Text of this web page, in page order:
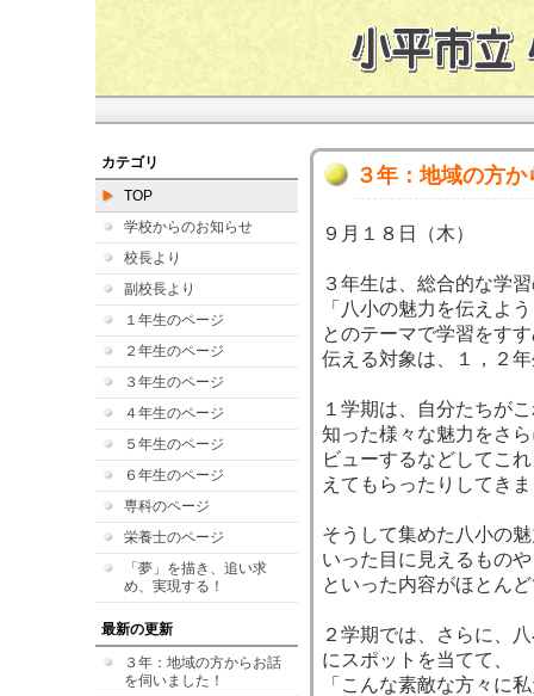
カテゴリ
TOP
学校からのお知らせ
校長より
副校長より
１年生のページ
２年生のページ
３年生のページ
４年生のページ
５年生のページ
６年生のページ
専科のページ
栄養士のページ
「夢」を描き、追い求
め、実現する！
最新の更新
３年：地域の方からお話
を伺いました！
３年：地域の方
９月１８日（木）
３年生は、総合的な学
「八小の魅力を伝えよ
とのテーマで学習をす
伝える対象は、１，２
１学期は、自分たちが
知った様々な魅力をさ
ビューするなどしてこ
えてもらったりしてき
そうして集めた八小の
いった目に見えるもの
といった内容がほとん
２学期では、さらに、
にスポットを当てて、
「こんな素敵な方々に